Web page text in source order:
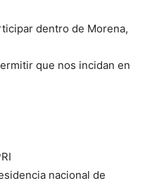
dentro de Morena,
que nos incidan en
nacional de